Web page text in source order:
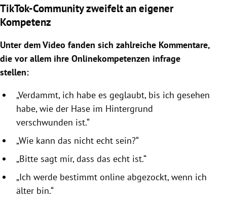
TikTok-Community zweifelt an eigener
Kompetenz
Unter dem Video fanden sich zahlreiche Kommentare,
die vor allem ihre Onlinekompetenzen infrage
stellen:
„Verdammt, ich habe es geglaubt, bis ich gesehen
habe, wie der Hase im Hintergrund
verschwunden ist.“
„Wie kann das nicht echt sein?“
„Bitte sagt mir, dass das echt ist.“
„Ich werde bestimmt online abgezockt, wenn ich
älter bin.“